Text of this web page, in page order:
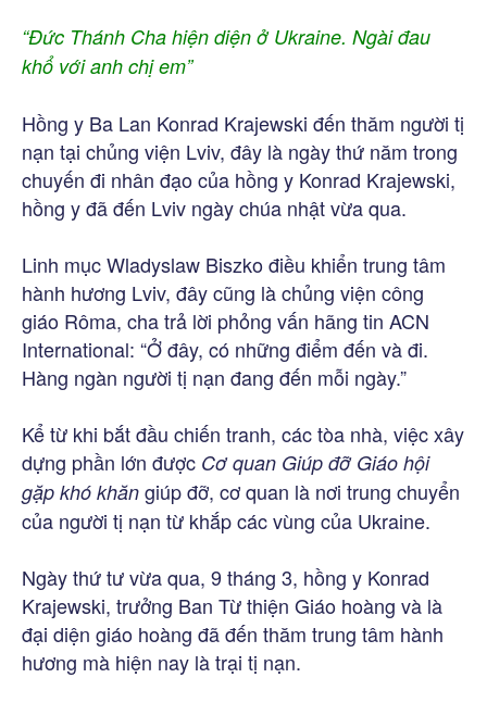
“Đức Thánh Cha hiện diện ở Ukraine. Ngài đau
khổ với anh chị em”
Hồng y Ba Lan Konrad Krajewski đến thăm người tị
nạn tại chủng viện Lviv, đây là ngày thứ năm trong
chuyến đi nhân đạo của hồng y Konrad Krajewski,
hồng y đã đến Lviv ngày chúa nhật vừa qua.
Linh mục Wladyslaw Biszko điều khiển trung tâm
hành hương Lviv, đây cũng là chủng viện công
giáo Rôma, cha trả lời phỏng vấn hãng tin ACN
International: “Ở đây, có những điểm đến và đi.
Hàng ngàn người tị nạn đang đến mỗi ngày.”
Kể từ khi bắt đầu chiến tranh, các tòa nhà, việc xây
dựng phần lớn được Cơ quan Giúp đỡ Giáo hội
gặp khó khăn giúp đỡ, cơ quan là nơi trung chuyển
của người tị nạn từ khắp các vùng của Ukraine.
Ngày thứ tư vừa qua, 9 tháng 3, hồng y Konrad
Krajewski, trưởng Ban Từ thiện Giáo hoàng và là
đại diện giáo hoàng đã đến thăm trung tâm hành
hương mà hiện nay là trại tị nạn.